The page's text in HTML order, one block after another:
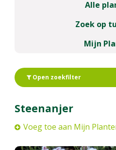
Alle
Zoek op
Mijn
Open zoekfilter
Steenanjer
Voeg toe aan Mijn